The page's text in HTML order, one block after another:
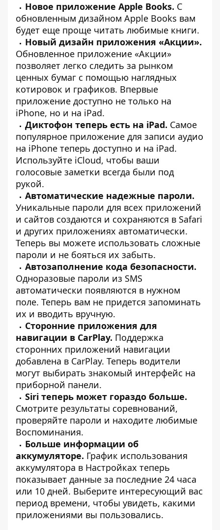
Новое приложение Apple Books. С
обновленным дизайном Apple Books вам
будет еще проще читать любимые книги.
Новый дизайн приложения «Акции».
Обновленное приложение «Акции»
позволяет легко следить за рынком
ценных бумаг с помощью наглядных
котировок и графиков. Впервые
приложение доступно не только на
iPhone, но и на iPad.
Диктофон теперь есть на iPad. Самое
популярное приложение для записи аудио
на iPhone теперь доступно и на iPad.
Используйте iCloud, чтобы ваши
голосовые заметки всегда были под
рукой.
Автоматические надежные пароли.
Уникальные пароли для всех приложений
и сайтов создаются и сохраняются в Safari
и других приложениях автоматически.
Теперь вы можете использовать сложные
пароли и не бояться их забыть.
Автозаполнение кода безопасности.
Одноразовые пароли из SMS
автоматически появляются в нужном
поле. Теперь вам не придется запоминать
их и вводить вручную.
Сторонние приложения для
навигации в CarPlay. Поддержка
сторонних приложений навигации
добавлена в CarPlay. Теперь водители
могут выбирать знакомый интерфейс на
приборной панели.
Siri теперь может гораздо больше.
Смотрите результаты соревнований,
проверяйте пароли и находите любимые
Воспоминания.
Больше информации об
аккумуляторе. График использования
аккумулятора в Настройках теперь
показывает данные за последние 24 часа
или 10 дней. Выберите интересующий вас
период времени, чтобы увидеть, какими
приложениями вы пользовались.